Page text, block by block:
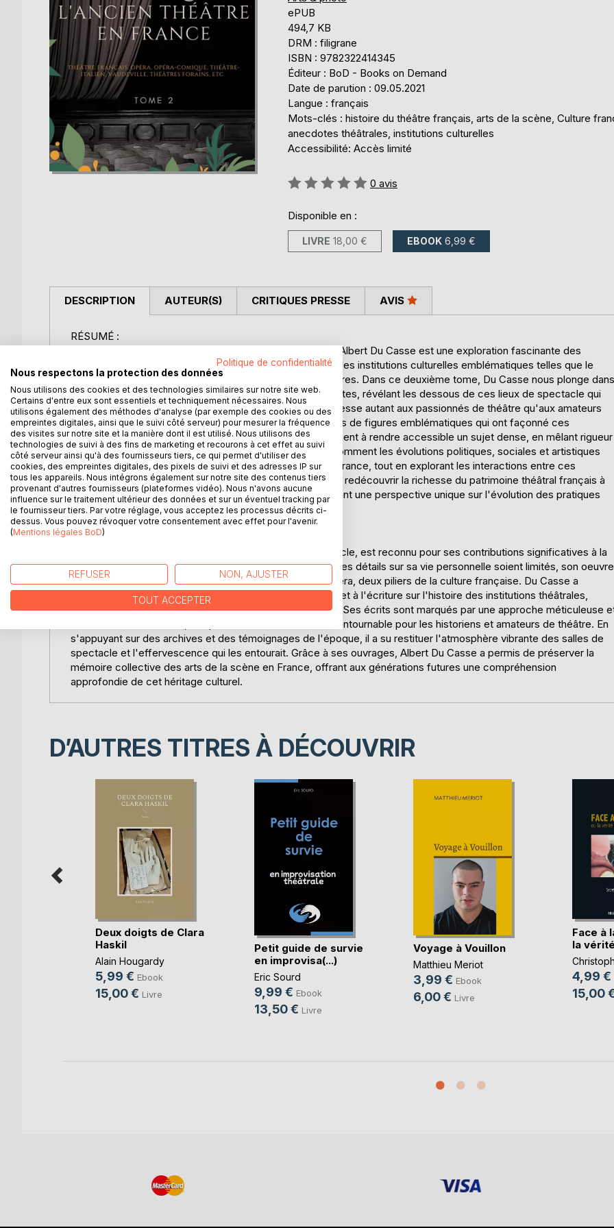
ePUB
494,7 KB
DRM : filigrane
ISBN : 9782322414345
Éditeur : BoD - Books on Demand
Date de parution : 09.05.2021
Langue : français
Mots-clés : histoire du théâtre français, arts de la scène, Culture
anecdotes théâtrales, institutions culturelles
Accessibilité: Accès limité
Évaluation:
0 avis
Disponible en :
LIVRE 18,00 € EBOOK 6,99 €
DESCRIPTION
RÉSUMÉ :
"Histoire anecdotique de l'ancien théâtre en France" par Albert Du Casse est une exploration fascinante des
coulisses du théâtre français, offrant un regard intime sur les institutions culturelles emblématiques telles que le
Théâtre Français, l'Opéra, l'Opéra-Comique, et bien d'autres. Dans ce deuxième tome, Du Casse nous plonge dans
un récit riche en détails historiques et anecdotes captivantes, révélant les dessous de ces lieux de spectacle qui
ont marqué l'histoire culturelle de la France. Le livre s'adresse autant aux passionnés de théâtre qu'aux amateurs
d'histoire, en fournissant des récits vivants et des portraits de figures emblématiques qui ont façonné ces
institutions. Avec un style narratif engageant, l'auteur parvient à rendre accessible un sujet dense, en mêlant rigueur
historique et charme narratif. Les lecteurs découvriront comment les évolutions politiques, sociales et artistiques
ont influencé le développement des arts de la scène en France, tout en explorant les interactions entre ces
établissements et leur public. Ce tome est une invitation à redécouvrir la richesse du patrimoine théâtral français à
travers des récits qui captivent et instruisent, tout en offrant une perspective unique sur l'évolution des pratiques
théâtrales et musicales en France.
L'AUTEUR :
Albert Du Casse, écrivain et historien français du XIXe siècle, est reconnu pour ses contributions significatives à la
documentation des arts de la scène en France. Bien que les détails sur sa vie personnelle soient limités, son oeuvre
témoigne d'une passion indéniable pour le théâtre et l'opéra, deux piliers de la culture française. Du Casse a
consacré une grande partie de sa carrière à la recherche et à l'écriture sur l'histoire des institutions théâtrales,
offrant ainsi une perspective précieuse sur leur évolution. Ses écrits sont marqués par une approche méticuleuse
une attention aux détails, ce qui en fait une référence incontournable pour les historiens et amateurs de théâtre. En
s'appuyant sur des archives et des témoignages de l'époque, il a su restituer l'atmosphère vibrante des salles de
spectacle et l'effervescence qui les entourait. Grâce à ses ouvrages, Albert Du Casse a permis de préserver la
mémoire collective des arts de la scène en France, offrant aux générations futures une compréhension
approfondie de cet héritage culturel.
AUTEUR(S) CRITIQUES PRESSE AVIS
D’AUTRES TITRES À DÉCOUVRIR
Deux doigts de Clara
Haskil
Alain Hougardy
5,99 € Ebook
15,00 € Livre
Petit guide de survie
en improvisa(...)
Eric Sourd
9,99 € Ebook
13,50 € Livre
Voyage à Vouillon
Matthieu Meriot
3,99 € Ebook
6,00 € Livre
Face à
la
4,99 €
15,00
Politique de confidentialité
Nous respectons la protection des données
Nous utilisons des cookies et des technologies similaires sur notre site web.
Certains d'entre eux sont essentiels et techniquement nécessaires. Nous
utilisons également des méthodes d'analyse (par exemple des cookies ou des
empreintes digitales, ainsi que le suivi côté serveur) pour mesurer la fréquence
des visites sur notre site et la manière dont il est utilisé. Nous utilisons des
technologies de suivi à des fins de marketing et recourons à cet effet au suivi
côté serveur ainsi qu'à des fournisseurs tiers, ce qui permet d'utiliser des
cookies, des empreintes digitales, des pixels de suivi et des adresses IP sur
tous les appareils. Nous intégrons également sur notre site des contenus tiers
provenant d'autres fournisseurs (plateformes vidéo). Nous n'avons aucune
influence sur le traitement ultérieur des données et sur un éventuel tracking par
le fournisseur tiers. Par votre réglage, vous acceptez les processus décrits ci-
dessus. Vous pouvez révoquer votre consentement avec effet pour l'avenir.
(Mentions légales BoD)
REFUSER NON, AJUSTER
TOUT ACCEPTER